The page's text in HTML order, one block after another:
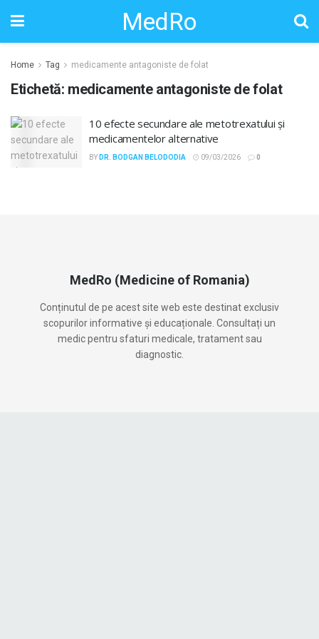
MedRo
Home Tag medicamente antagoniste de folat
Etichetă: medicamente antagoniste de folat
10 efecte secundare ale metotrexatului și
medicamentelor alternative
BY DR. BODGAN BELODODIA 09/03/2026 0
MedRo (Medicine of Romania)
Conținutul de pe acest site web este destinat exclusiv
scopurilor informative și educaționale. Consultați un
medic pentru sfaturi medicale, tratament sau
diagnostic.